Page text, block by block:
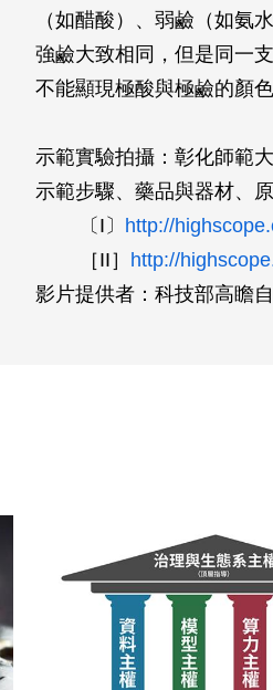
（如醋酸）、弱鹼（如氨
強鹼大致相同，但是同一
不能顯現極酸與極鹼的顏
示範實驗拍攝：彰化師範
示範步驟、藥品與器材、
〔I〕 http://
［II］ http://
影片提供者：科技部高瞻